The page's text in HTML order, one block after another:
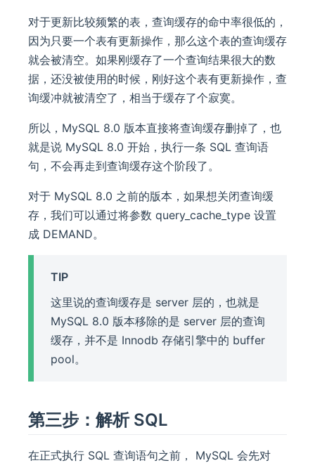
对于更新比较频繁的表，查询缓存的命中率很低的，
因为只要一个表有更新操作，那么这个表的查询缓存
就会被清空。如果刚缓存了一个查询结果很大的数
据，还没被使用的时候，刚好这个表有更新操作，查
询缓冲就被清空了，相当于缓存了个寂寞。
所以，MySQL 8.0 版本直接将查询缓存删掉了，也
就是说 MySQL 8.0 开始，执行一条 SQL 查询语
句，不会再走到查询缓存这个阶段了。
对于 MySQL 8.0 之前的版本，如果想关闭查询缓
存，我们可以通过将参数 query_cache_type 设置
成 DEMAND。
TIP
这里说的查询缓存是 server 层的，也就是
MySQL 8.0 版本移除的是 server 层的查询
缓存，并不是 Innodb 存储引擎中的 buffer
pool。
第三步：解析 SQL
在正式执行 SQL 查询语句之前， MySQL 会先对